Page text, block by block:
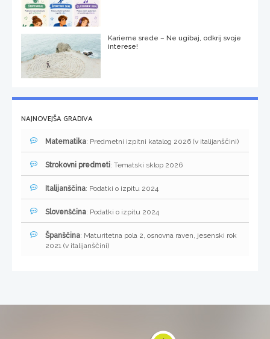
Karierne srede – Ne ugibaj, odkrij svoje
interese!
NAJNOVEJŠA GRADIVA
Matematika: Predmetni izpitni katalog 2026 (v italijanščini)
Strokovni predmeti: Tematski sklop 2026
Italijanščina: Podatki o izpitu 2024
Slovenščina: Podatki o izpitu 2024
Španščina: Maturitetna pola 2, osnovna raven, jesenski rok
2021 (v italijanščini)